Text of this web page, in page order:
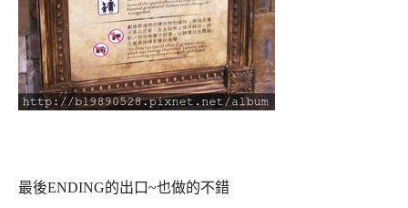
最後ENDING的出口~也做的不錯